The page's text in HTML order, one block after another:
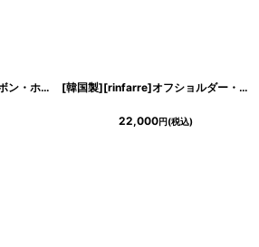
[韓国製][rinfarre]ベア・リボン・ホワイト・ブラック・ビジュー・ノースリーブ・ミディアムドレス・タイト・ワンピース[山崎みどり着用][送料無料]mywh [韓国製][rinfarre]オフショルダー・フリル・飾りボタン・ジャガード・サテン・タイト・ミディアムドレス・ワンピース[山崎みどり着用][送料無料]mywh
22,000円(税込)